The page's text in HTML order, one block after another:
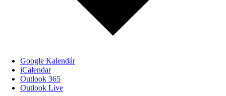
Google Kalendár
iCalendar
Outlook 365
Outlook Live